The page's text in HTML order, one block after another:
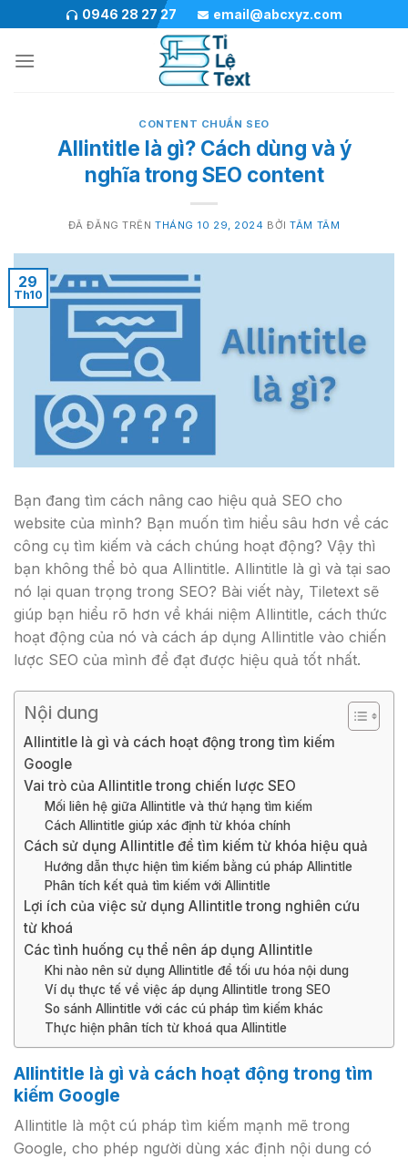
đến
nội
0946 28 27 27 email@abcxyz.com
CONTENT CHUẨN SEO
Allintitle là gì? Cách dùng và ý
nghĩa trong SEO content
ĐÃ ĐĂNG TRÊN THÁNG 10 29, 2024 BỞITÂM TÂM
29
Th10
Bạn đang tìm cách nâng cao hiệu quả SEO cho
website của mình? Bạn muốn tìm hiểu sâu hơn về các
công cụ tìm kiếm và cách chúng hoạt động? Vậy thì
bạn không thể bỏ qua Allintitle. Allintitle là gì và tại sao
nó lại quan trọng trong SEO? Bài viết này, Tiletext sẽ
giúp bạn hiểu rõ hơn về khái niệm Allintitle, cách thức
hoạt động của nó và cách áp dụng Allintitle vào chiến
lược SEO của mình để đạt được hiệu quả tốt nhất.
Nội dung
Allintitle là gì và cách hoạt động trong tìm kiếm
Google
Vai trò của Allintitle trong chiến lược SEO
Mối liên hệ giữa Allintitle và thứ hạng tìm kiếm
Cách Allintitle giúp xác định từ khóa chính
Cách sử dụng Allintitle để tìm kiếm từ khóa hiệu quả
Hướng dẫn thực hiện tìm kiếm bằng cú pháp Allintitle
Phân tích kết quả tìm kiếm với Allintitle
Lợi ích của việc sử dụng Allintitle trong nghiên cứu
từ khoá
Các tình huống cụ thể nên áp dụng Allintitle
Khi nào nên sử dụng Allintitle để tối ưu hóa nội dung
Ví dụ thực tế về việc áp dụng Allintitle trong SEO
So sánh Allintitle với các cú pháp tìm kiếm khác
Thực hiện phân tích từ khoá qua Allintitle
Allintitle là gì và cách hoạt động trong tìm
kiếm Google
Allintitle là một cú pháp tìm kiếm mạnh mẽ trong
Google, cho phép người dùng xác định nội dung có